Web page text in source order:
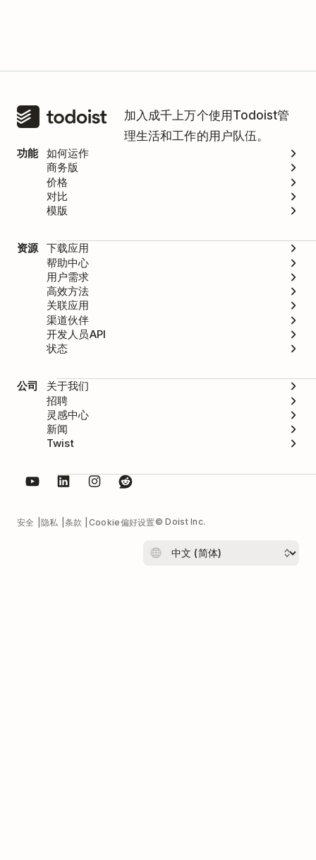
加入成千上万个使用Todoist管
理生活和工作的用户队伍。
功能
如何运作
商务版
价格
对比
模版
资源
下载应用
帮助中心
用户需求
高效方法
关联应用
渠道伙伴
开发人员API
状态
公司
关于我们
招聘
灵感中心
新闻
Twist
安全 隐私 条款 Cookie偏好设置© Doist Inc.